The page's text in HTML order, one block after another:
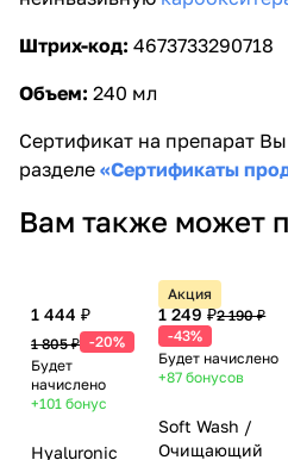
Штрих-код: 4673733290718
Объем: 240 мл
Сертификат на препарат
разделе «Сертификаты
Вам также может
1 444 ₽
1 805 ₽ -20%
Будет
начислено
+101 бонус
Hyaluronic
Акция
1 249 ₽2 190 ₽
-43%
Будет начислено
+87 бонусов
Soft Wash /
Очищающий